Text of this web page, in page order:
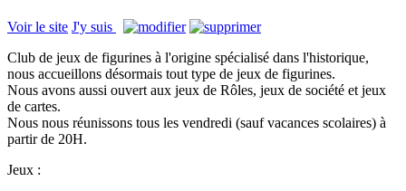
Voir le site J'y suis
Club de jeux de figurines à l'origine spécialisé dans l'historique,
nous accueillons désormais tout type de jeux de figurines.
Nous avons aussi ouvert aux jeux de Rôles, jeux de société et jeux
de cartes.
Nous nous réunissons tous les vendredi (sauf vacances scolaires) à
partir de 20H.
Jeux :